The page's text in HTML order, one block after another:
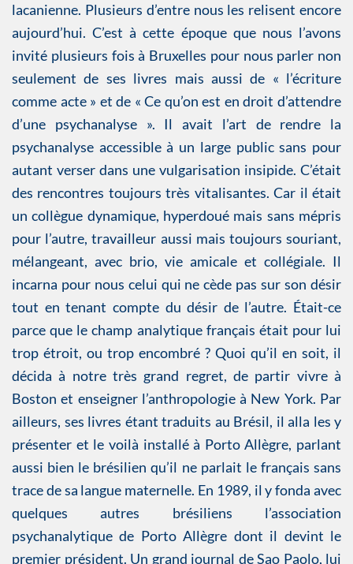
lacanienne. Plusieurs d’entre nous les relisent encore
aujourd’hui. C’est à cette époque que nous l’avons
invité plusieurs fois à Bruxelles pour nous parler non
seulement de ses livres mais aussi de « l’écriture
comme acte » et de « Ce qu’on est en droit d’attendre
d’une psychanalyse ». Il avait l’art de rendre la
psychanalyse accessible à un large public sans pour
autant verser dans une vulgarisation insipide. C’était
des rencontres toujours très vitalisantes. Car il était
un collègue dynamique, hyperdoué mais sans mépris
pour l’autre, travailleur aussi mais toujours souriant,
mélangeant, avec brio, vie amicale et collégiale. Il
incarna pour nous celui qui ne cède pas sur son désir
tout en tenant compte du désir de l’autre. Était-ce
parce que le champ analytique français était pour lui
trop étroit, ou trop encombré ? Quoi qu’il en soit, il
décida à notre très grand regret, de partir vivre à
Boston et enseigner l’anthropologie à New York. Par
ailleurs, ses livres étant traduits au Brésil, il alla les y
présenter et le voilà installé à Porto Allègre, parlant
aussi bien le brésilien qu’il ne parlait le français sans
trace de sa langue maternelle. En 1989, il y fonda avec
quelques autres brésiliens l’association
psychanalytique de Porto Allègre dont il devint le
premier président. Un grand journal de Sao Paolo, lui